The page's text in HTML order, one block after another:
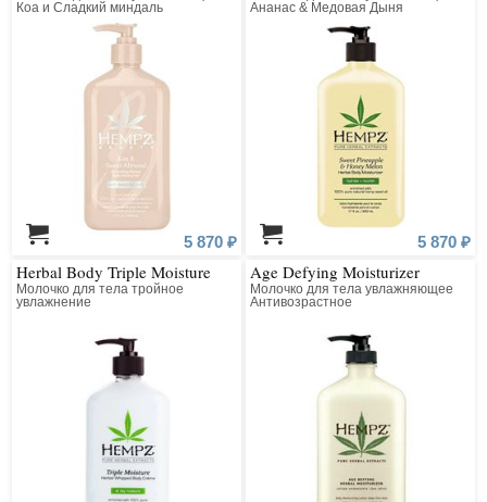
Коа и Сладкий миндаль
5 870 ₽
Ананас & Медовая Дыня
5 870 ₽
Herbal Body Triple Moisture
Молочко для тела тройное
увлажнение
Age Defying Moisturizer
Молочко для тела увлажняющее
Антивозрастное